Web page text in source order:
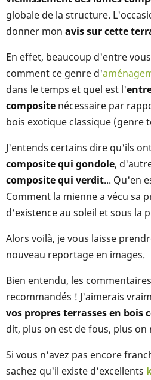
globale de la structure.
donner mon avis sur cette
En effet, beaucoup d'entre
comment ce genre d'
dans le temps et quel est l'
composite nécessaire par
bois exotique classique (genre
J'entends certains dire qu'ils
composite qui gondole,
composite qui verdit... Qu'en
Comment la mienne a vécu sa
d'existence au soleil et sous la
Alors voilà, je vous laisse
nouveau reportage en images.
Bien entendu, les
recommandés ! J'aimerais
vos propres terrasses en bois
dit, plus on est de fous, plus on
Si vous n'avez pas encore
sachez qu'il existe d'excellents